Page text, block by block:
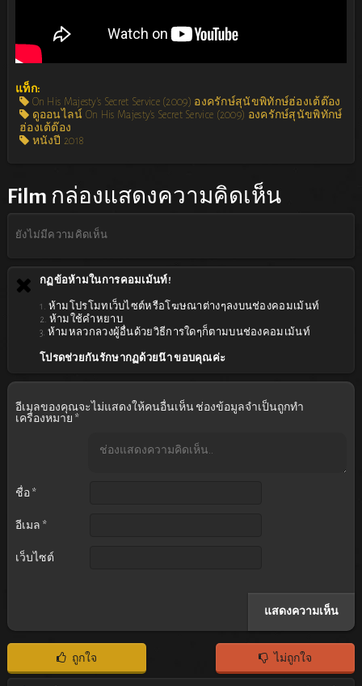
แท็ก:
On His Majesty's Secret Service (2009) องครักษ์สุนัขพิทักษ์ฮ่องเต้ต๊อง
ดูออนไลน์ On His Majesty's Secret Service (2009) องครักษ์สุนัขพิทักษ์
ฮ่องเต้ต๊อง
หนังปี 2018
Film กล่องแสดงความคิดเห็น
ยังไม่มีความคิดเห็น
กฏข้อห้ามในการคอมเม้นท์!
1. ห้ามโปรโมทเว็บไซต์หรือโฆษณาต่างๆลงบนช่องคอมเม้นท์
2. ห้ามใช้คำหยาบ
3. ห้ามหลวกลวงผู้อื่นด้วยวิธีการใดๆก็ตามบนช่องคอมเม้นท์
โปรดช่วยกันรักษากฏด้วยน๊า ขอบคุณค่ะ
อีเมลของคุณจะไม่แสดงให้คนอื่นเห็น ช่องข้อมูลจำเป็นถูกทำ
เครื่องหมาย *
ชื่อ *
อีเมล *
เว็บไซต์
ถูกใจ ไม่ถูกใจ